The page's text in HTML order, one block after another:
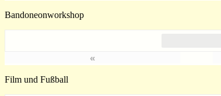
Bandoneonworkshop
«
Film und Fußball